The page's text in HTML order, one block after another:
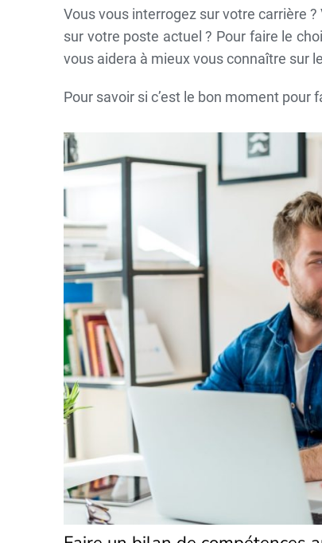
Vous vous interrogez sur votre carrière
sur votre poste actuel ? Pour faire le
vous aidera à mieux vous connaître sur
Pour savoir si c’est le bon moment pour